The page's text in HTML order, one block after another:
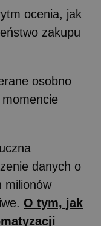
ocenia, jak
zakupu
osobno
danych o
milionów
O tym, jak